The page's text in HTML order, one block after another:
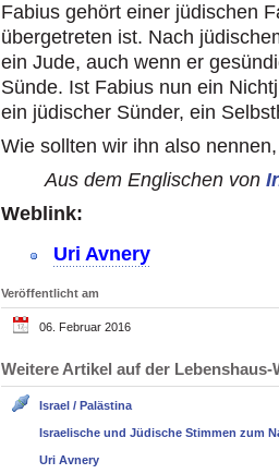
Fabius gehört einer jüdischen
übergetreten ist. Nach
ein Jude, auch wenn er
Sünde. Ist Fabius nun ein
ein jüdischer Sünder, ein
Wie sollten wir ihn also
Aus dem Englischen von
Weblink:
Uri Avnery
Veröffentlicht am
06. Februar 2016
Weitere Artikel auf der
Israel / Palästina
Israelische und Jüdische Stimmen zum
Uri Avnery